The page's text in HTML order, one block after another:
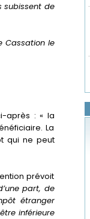
subissent de
Cassation le
après : « la
La
qui ne peut
prévoit
part, de
étranger
inférieure